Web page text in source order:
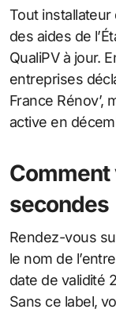
Tout
des aides de
QualiPV à jour.
entreprises
France Rénov’,
active en
secondes
Rendez-vous
le nom de
date de validité
Sans ce label,